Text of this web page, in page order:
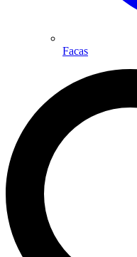
Facas